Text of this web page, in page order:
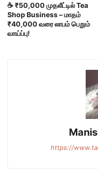
☕ ₹50,000 முதலீட்டில் Tea
Shop Business – மாதம்
₹40,000 வரை லாபம் பெறும்
வாய்ப்பு!
https://